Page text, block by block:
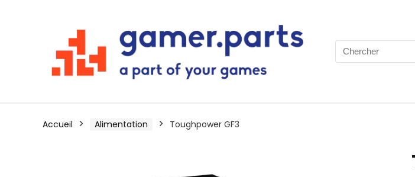
Search
for:
Accueil Alimentation Toughpower GF3